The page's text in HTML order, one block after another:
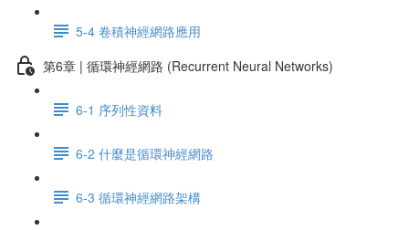
5-4 卷積神經網路應用
第6章 | 循環神經網路 (Recurrent Neural Networks)
6-1 序列性資料
6-2 什麼是循環神經網路
6-3 循環神經網路架構